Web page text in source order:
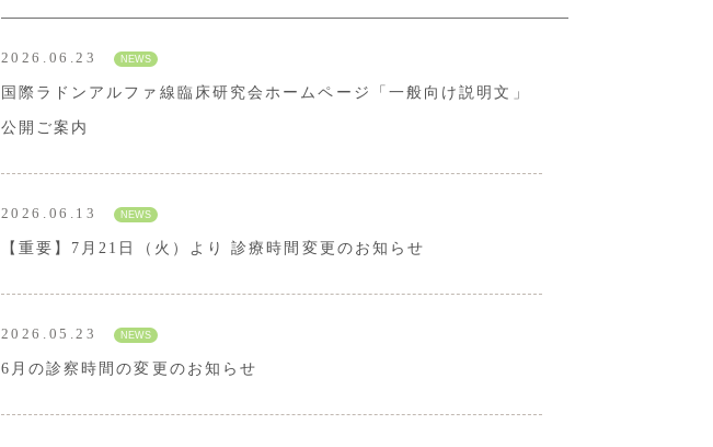
2026.06.23
国際ラドンアルファ線臨床研究会ホームページ「一般向け説明文」
公開ご案内
2026.06.13
【重要】7月21日（火）より 診療時間変更のお知らせ
2026.05.23
6月の診察時間の変更のお知らせ